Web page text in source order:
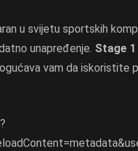
u svijetu sportskih
unapređenje. Stage
vam da iskoristite